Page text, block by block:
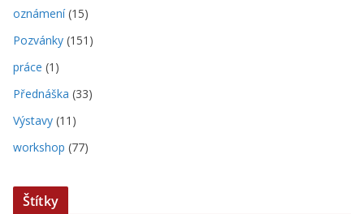
oznámení(15)
Pozvánky (151)
práce (1)
Přednáška (33)
Výstavy (11)
workshop (77)
Štítky